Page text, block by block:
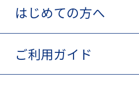
はじめての方へ
ご利用ガイド